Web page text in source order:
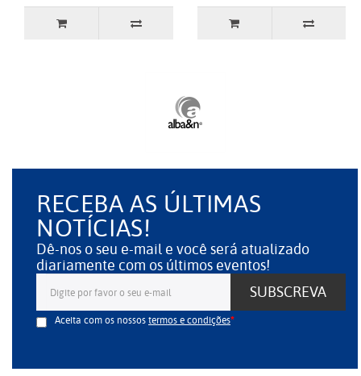
RECEBA AS ÚLTIMAS
NOTÍCIAS!
Dê-nos o seu e-mail e você será atualizado
diariamente com os últimos eventos!
SUBSCREVA
Aceita com os nossostermos e condições